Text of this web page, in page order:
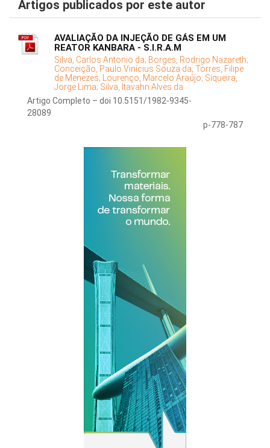
Artigos publicados por este autor
AVALIAÇÃO DA INJEÇÃO DE GÁS EM UM
REATOR KANBARA - S.I.R.A.M
Silva, Carlos Antonio da; Borges, Rodrigo Nazareth;
Conceição, Paulo Vinícius Souza da; Torres, Filipe
de Menezes; Lourenço, Marcelo Araújo; Siqueira,
Jorge Lima; Silva, Itavahn Alves da
Artigo Completo – doi 10.5151/1982-9345-
28089
p-778-787